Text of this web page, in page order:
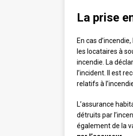
La prise
En cas
les locataires à
incendie. La
l’incident. Il est
relatifs à
L’assurance
détruits par
également de la